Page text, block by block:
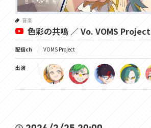
音楽
色彩の共鳴 ／ Vo. VOMS Project
配信ch VOMS Project
出演